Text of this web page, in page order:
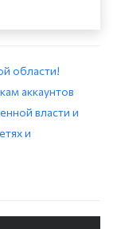
области!
аккаунтов
власти и
и